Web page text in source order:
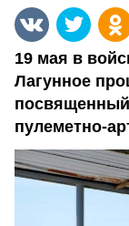
19 мая в
Лагунное
пулеметно-